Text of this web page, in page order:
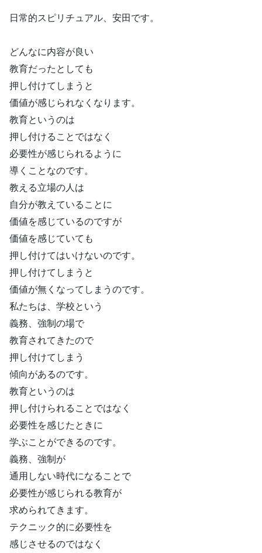
日常的スピリチュアル、安田です。
どんなに内容が良い
教育だったとしても
押し付けてしまうと
価値が感じられなくなります。
教育というのは
押し付けることではなく
必要性が感じられるように
導くことなのです。
教える立場の人は
自分が教えていることに
価値を感じているのですが
価値を感じていても
押し付けてはいけないのです。
押し付けてしまうと
価値が無くなってしまうのです。
私たちは、学校という
義務、強制の場で
教育されてきたので
押し付けてしまう
傾向があるのです。
教育というのは
押し付けられることではなく
必要性を感じたときに
学ぶことができるのです。
義務、強制が
通用しない時代になることで
必要性が感じられる教育が
求められてきます。
テクニック的に必要性を
感じさせるのではなく